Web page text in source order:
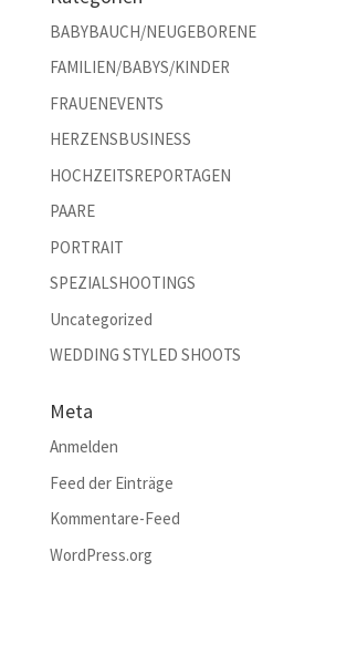
BABYBAUCH/NEUGEBORENE
FAMILIEN/BABYS/KINDER
FRAUENEVENTS
HERZENSBUSINESS
HOCHZEITSREPORTAGEN
PAARE
PORTRAIT
SPEZIALSHOOTINGS
Uncategorized
WEDDING STYLED SHOOTS
Meta
Anmelden
Feed der Einträge
Kommentare-Feed
WordPress.org